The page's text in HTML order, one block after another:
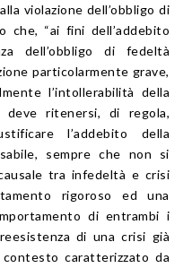
violazione dell’obbligo di
“ai fini dell’addebito
dell’obbligo di fedeltà
particolarmente grave,
l’intollerabilità della
deve ritenersi, di regola,
l’addebito della
sempre che non si
tra infedeltà e crisi
rigoroso ed una
di entrambi i
di una crisi già
caratterizzato da